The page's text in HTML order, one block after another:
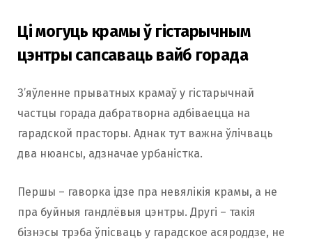
Ці могуць крамы ў гістарычным
цэнтры сапсаваць вайб горада
З’яўленне прыватных крамаў у гістарычнай
частцы горада дабратворна адбіваецца на
гарадской прасторы. Аднак тут важна ўлічваць
два нюансы, адзначае урбаністка.
Першы – гаворка ідзе пра невялікія крамы, а не
пра буйныя гандлёвыя цэнтры. Другі – такія
бізнэсы трэба ўпісваць у гарадское асяроддзе, не